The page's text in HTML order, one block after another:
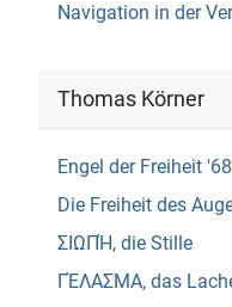
Navigation in der
Thomas Körner
Engel der Freiheit '68
Die Freiheit des
ΣΙΩΠΉ, die Stille
ΓΈΛΑΣΜΑ, das